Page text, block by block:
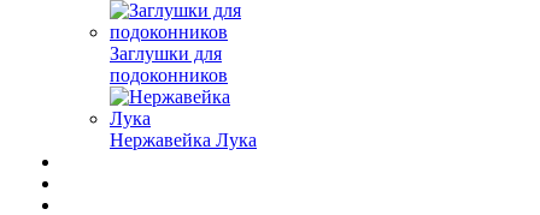
Заглушки для
подоконников
Нержавейка Лука